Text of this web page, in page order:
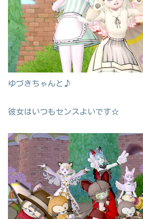
ゆづきちゃんと♪
彼女はいつもセンスよいです☆